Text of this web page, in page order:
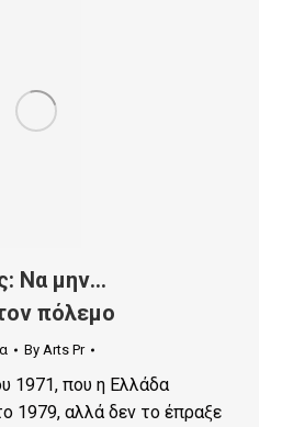
Να μην…
πόλεμο
By Arts Pr
1971, που η Ελλάδα
1979, αλλά δεν το έπραξε